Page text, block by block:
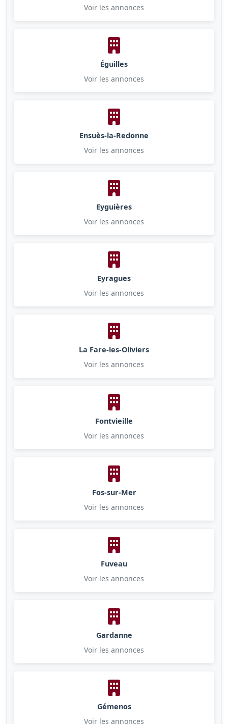
Voir les annonces
Éguilles
Voir les annonces
Ensuès-la-Redonne
Voir les annonces
Eyguières
Voir les annonces
Eyragues
Voir les annonces
La Fare-les-Oliviers
Voir les annonces
Fontvieille
Voir les annonces
Fos-sur-Mer
Voir les annonces
Fuveau
Voir les annonces
Gardanne
Voir les annonces
Gémenos
Voir les annonces